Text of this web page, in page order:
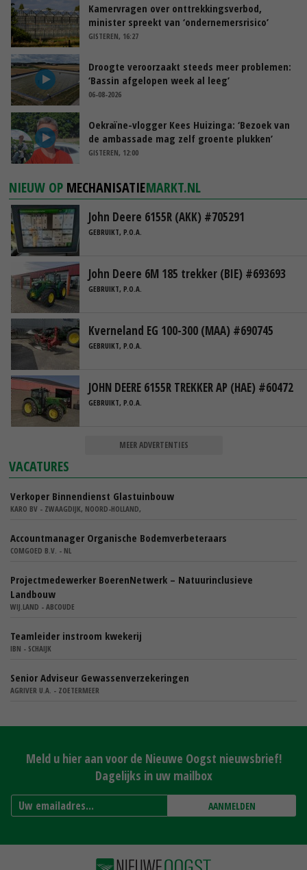
Kamervragen over onttrekkingsverbod,
minister spreekt van ‘ondernemersrisico’
GISTEREN, 16:27
Droogte veroorzaakt steeds meer problemen:
‘Bassin afgelopen week al leeg’
06-08-2026
Oekraïne-vlogger Kees Huizinga: ‘Bezoek van
de ambassade mag zelf groente plukken’
GISTEREN, 12:00
NIEUW OP MECHANISATIEMARKT.NL
John Deere 6155R (AKK) #705291
GEBRUIKT, P.O.A.
John Deere 6M 185 trekker (BIE) #693693
GEBRUIKT, P.O.A.
Kverneland EG 100-300 (MAA) #690745
GEBRUIKT, P.O.A.
JOHN DEERE 6155R TREKKER AP (HAE) #60472
GEBRUIKT, P.O.A.
MEER ADVERTENTIES
VACATURES
Verkoper Binnendienst Glastuinbouw
KARO BV - ZWAAGDIJK, NOORD-HOLLAND,
Accountmanager Organische Bodemverbeteraars
COMGOED B.V. - NL
Projectmedewerker BoerenNetwerk – Natuurinclusieve
Landbouw
WIJ.LAND - ABCOUDE
Teamleider instroom kwekerij
IBN - SCHAIJK
Senior Adviseur Gewassenverzekeringen
AGRIVER U.A. - ZOETERMEER
Meld u hier aan voor de Nieuwe Oogst nieuwsbrief!
Dagelijks in uw mailbox
AANMELDEN